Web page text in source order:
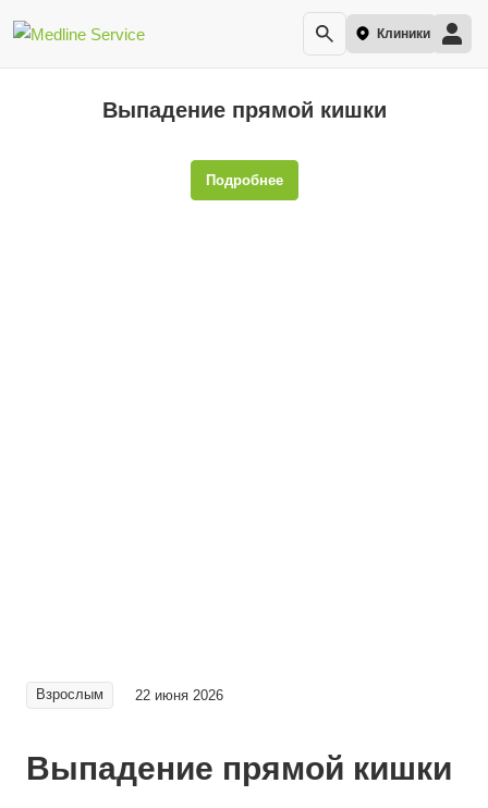
Клиники
Выпадение прямой кишки
Подробнее
Взрослым 22 июня 2026
Выпадение прямой кишки